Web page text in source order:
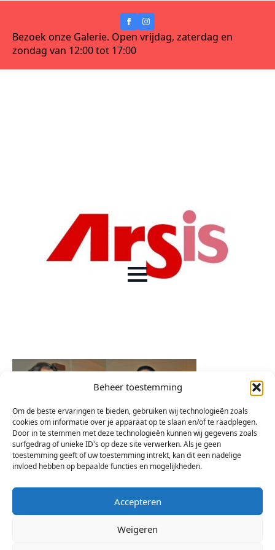
Beheer toestemming
Om de beste ervaringen te bieden, gebruiken wij technologieën zoals
cookies om informatie over je apparaat op te slaan en/of te raadplegen.
Door in te stemmen met deze technologieën kunnen wij gegevens zoals
surfgedrag of unieke ID's op deze site verwerken. Als je geen
toestemming geeft of uw toestemming intrekt, kan dit een nadelige
invloed hebben op bepaalde functies en mogelijkheden.
Accepteren
Weigeren
Bezoek onze Galerie. Open vrijdag, zaterdag en
zondag van 12:00 tot 17:00